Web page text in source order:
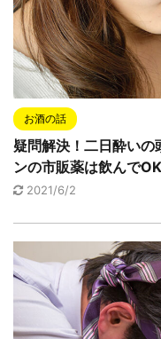
お酒の話
疑問解決！二日酔い
ンの市販薬は飲んで
2021/6/2